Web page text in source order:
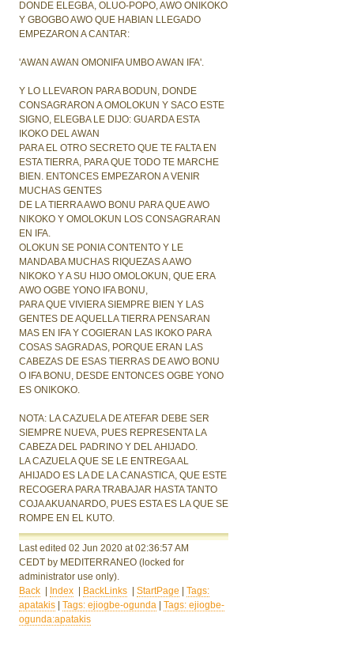
DONDE ELEGBA, OLUO-POPO, AWO ONIKOKO
Y GBOGBO AWO QUE HABIAN LLEGADO
EMPEZARON A CANTAR:
'AWAN AWAN OMONIFA UMBO AWAN IFA'.
Y LO LLEVARON PARA BODUN, DONDE
CONSAGRARON A OMOLOKUN Y SACO ESTE
SIGNO, ELEGBA LE DIJO: GUARDA ESTA
IKOKO DEL AWAN
PARA EL OTRO SECRETO QUE TE FALTA EN
ESTA TIERRA, PARA QUE TODO TE MARCHE
BIEN. ENTONCES EMPEZARON A VENIR
MUCHAS GENTES
DE LA TIERRA AWO BONU PARA QUE AWO
NIKOKO Y OMOLOKUN LOS CONSAGRARAN
EN IFA.
OLOKUN SE PONIA CONTENTO Y LE
MANDABA MUCHAS RIQUEZAS A AWO
NIKOKO Y A SU HIJO OMOLOKUN, QUE ERA
AWO OGBE YONO IFA BONU,
PARA QUE VIVIERA SIEMPRE BIEN Y LAS
GENTES DE AQUELLA TIERRA PENSARAN
MAS EN IFA Y COGIERAN LAS IKOKO PARA
COSAS SAGRADAS, PORQUE ERAN LAS
CABEZAS DE ESAS TIERRAS DE AWO BONU
O IFA BONU, DESDE ENTONCES OGBE YONO
ES ONIKOKO.
NOTA: LA CAZUELA DE ATEFAR DEBE SER
SIEMPRE NUEVA, PUES REPRESENTA LA
CABEZA DEL PADRINO Y DEL AHIJADO.
LA CAZUELA QUE SE LE ENTREGA AL
AHIJADO ES LA DE LA CANASTICA, QUE ESTE
RECOGERA PARA TRABAJAR HASTA TANTO
COJA AKUANARDO, PUES ESTA ES LA QUE SE
ROMPE EN EL KUTO.
Last edited 02 Jun 2020at 02:36:57 AM
CEDTby MEDITERRANEO(locked for
administrator use only).
Back | Index | BackLinks |StartPage |Tags:
apatakis |Tags: ejiogbe-ogunda |Tags: ejiogbe-
ogunda:apatakis